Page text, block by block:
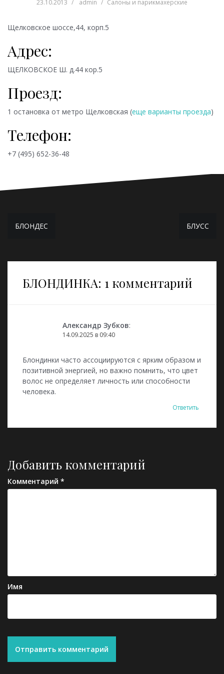
23.10.2013 admin Салоны и парикмахерские
Щелковское шоссе,44, корп.5
Адрес:
ЩЕЛКОВСКОЕ Ш. д.44 кор.5
Проезд:
1 остановка от метро Щелковская (еще варианты проезда)
Телефон:
+7 (495) 652-36-48
Навигация
БЛОНДЕС БЛУСС
БЛОНДИНКА: 1 комментарий
Александр Зубков:
14.09.2025 в 09:40
Блондинки часто ассоциируются с ярким образом и
позитивной энергией, но важно помнить, что цвет
волос не определяет личность или способности
человека.
Ответить
Добавить комментарий
Комментарий *
Имя